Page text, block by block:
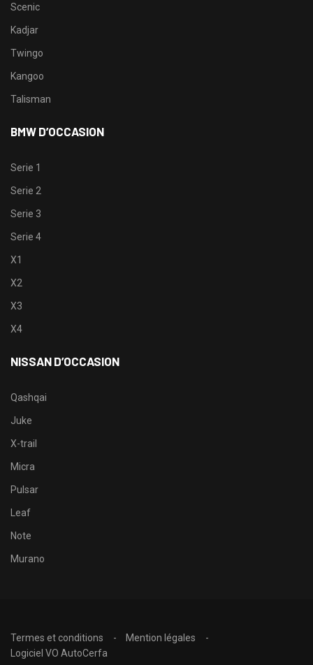
Scenic
Kadjar
Twingo
Kangoo
Talisman
BMW D’OCCASION
Serie 1
Serie 2
Serie 3
Serie 4
X1
X2
X3
X4
NISSAN D’OCCASION
Qashqai
Juke
X-trail
Micra
Pulsar
Leaf
Note
Murano
Termes et conditions
Mention légales
Logiciel VO AutoCerfa